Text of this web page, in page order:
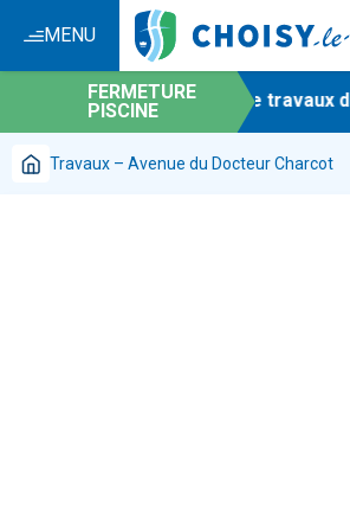
MENU
FERMETURE
PISCINE
-En raison de travaux de
Travaux – Avenue du Docteur Charcot